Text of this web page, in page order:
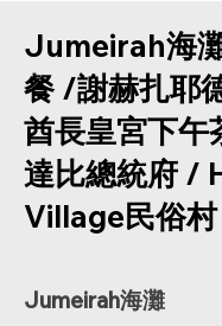
Jumeirah海
餐 /謝赫扎耶
酋長皇宮下午
達比總統府 /
Village民俗
Jumeirah海灘